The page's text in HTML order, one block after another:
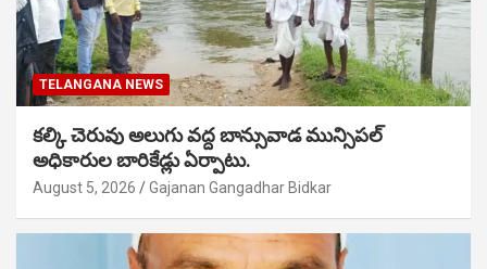
TELANGANA NEWS
కల్కి చెరువు అలుగు వద్ద బాన్సువాడ మున్సిపల్
అధికారుల బారికేడ్లు ఏర్పాటు.
August 5, 2026 Gajanan Gangadhar Bidkar